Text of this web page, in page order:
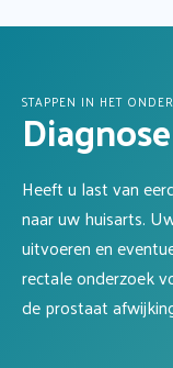
STAPPEN IN HET
Heeft u last van
naar uw huisarts.
uitvoeren en
rectale onderzoek
de prostaat